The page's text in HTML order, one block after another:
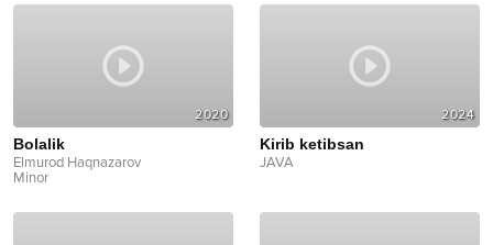
2020
Bolalik
Elmurod Haqnazarov
Minor
2024
Kirib ketibsan
JAVA